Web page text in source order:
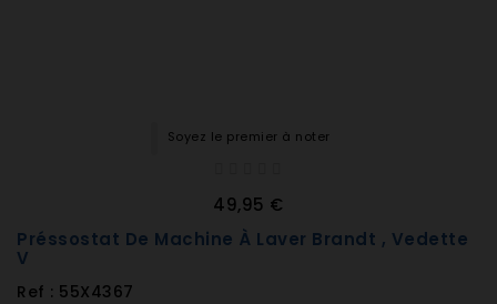
Soyez le premier à noter
49,95 €
Préssostat De Machine À Laver Brandt , Vedette
V
Ref : 55X4367